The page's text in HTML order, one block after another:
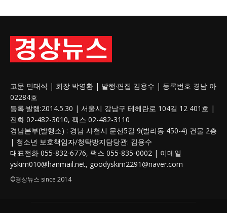
고문 민태식 | 회장 박영환 | 발행·편집 김용수 | 등록번호 경남 아
02284호
등록·발행:2014.5.30 | 서울시 강남구 테헤란로 104길 12 401호 |
전화 02-482-3010, 팩스 02-482-3110
경남본부(발행소) : 경남 사천시 문선5길 9(벌리동 450-4) 건물 2층
| 청소년 보호책임자/청탁방지담당관: 김용수
대표전화 055-832-6776, 팩스 055-835-0002 | 이메일
yskim010@hanmail.net, goodyskim2291@naver.com
©경상뉴스 since 2014